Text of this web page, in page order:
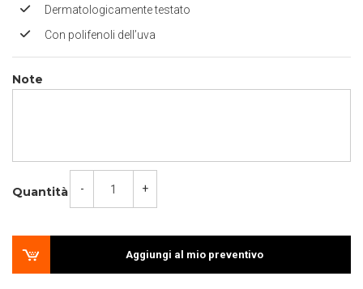
Dermatologicamente testato
Con polifenoli dell’uva
Note
Quantità - +
Aggiungi al mio preventivo